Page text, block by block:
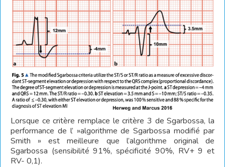
Lorsque ce critère remplace le critère 3 de Sgarbossa, la
performance de l’ »algorithme de Sgarbossa modifié par
Smith » est meilleure que l’algorithme original de
Sgarbossa (sensibilité 91%, spécificité 90%, RV+ 9 et
RV- 0,1).